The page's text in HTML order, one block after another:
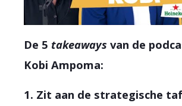
De 5 takeaways van de
Kobi Ampoma:
1. Zit aan de strategische